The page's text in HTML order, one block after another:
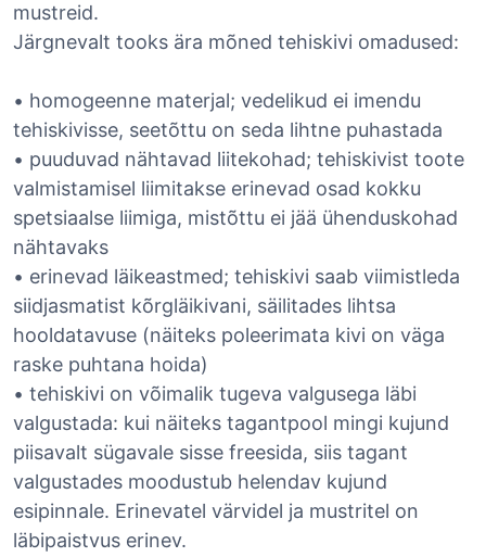
mustreid.
Järgnevalt tooks ära mõned tehiskivi omadused:
• homogeenne materjal; vedelikud ei imendu
tehiskivisse, seetõttu on seda lihtne puhastada
• puuduvad nähtavad liitekohad; tehiskivist toote
valmistamisel liimitakse erinevad osad kokku
spetsiaalse liimiga, mistõttu ei jää ühenduskohad
nähtavaks
• erinevad läikeastmed; tehiskivi saab viimistleda
siidjasmatist kõrgläikivani, säilitades lihtsa
hooldatavuse (näiteks poleerimata kivi on väga
raske puhtana hoida)
• tehiskivi on võimalik tugeva valgusega läbi
valgustada: kui näiteks tagantpool mingi kujund
piisavalt sügavale sisse freesida, siis tagant
valgustades moodustub helendav kujund
esipinnale. Erinevatel värvidel ja mustritel on
läbipaistvus erinev.